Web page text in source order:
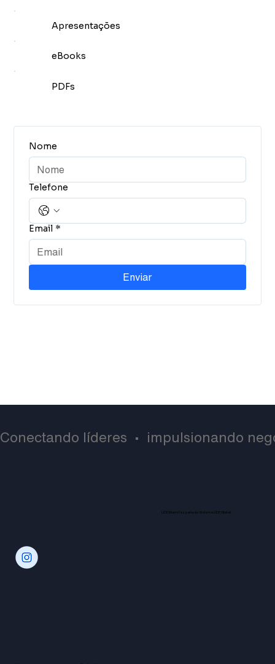
Apresentações
eBooks
PDFs
Nome
Telefone
Email *
Enviar
Conectando líderes  •  impulsionando
LIDE Miami faz parte do Sistema LIDE Global.